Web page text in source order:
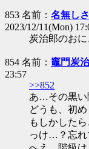
853 名前： 名無し
2023/12/11(Mon)
炭治郎のお
854 名前： 竈門炭
23:57
>>852
あ…その黒い
どうも、初
もしかした
っけ…？忘れ